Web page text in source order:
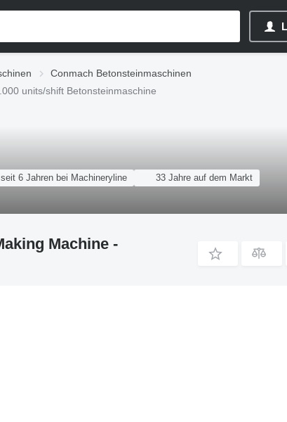
Conmach Betonsteinmaschinen
units/shift Betonsteinmaschine
seit 6 Jahren bei Machineryline 33 Jahre auf dem Markt
Machine -